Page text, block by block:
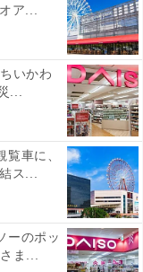
ア...
いかわ
...
覧車に、
ス...
ーのポッ
ま...